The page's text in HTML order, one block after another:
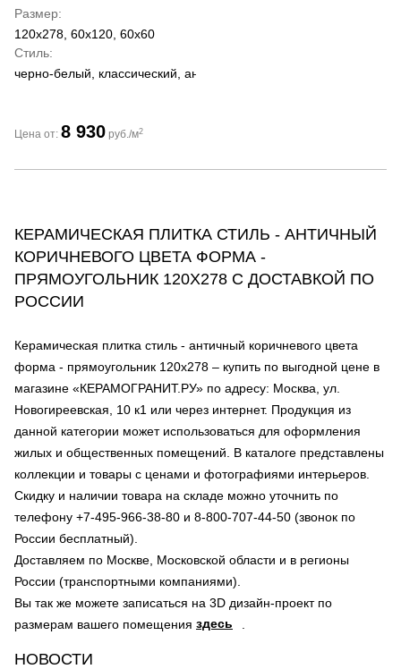
Размер
120x278, 60x120, 60x60
Стиль
черно-белый, классический, античный
Цена от: 8 930 руб./м2
КЕРАМИЧЕСКАЯ ПЛИТКА СТИЛЬ - АНТИЧНЫЙ
КОРИЧНЕВОГО ЦВЕТА ФОРМА -
ПРЯМОУГОЛЬНИК 120Х278 С ДОСТАВКОЙ ПО
РОССИИ
Керамическая плитка стиль - античный коричневого цвета
форма - прямоугольник 120х278 – купить по выгодной цене в
магазине «КЕРАМОГРАНИТ.РУ» по адресу: Москва, ул.
Новогиреевская, 10 к1 или через интернет. Продукция из
данной категории может использоваться для оформления
жилых и общественных помещений. В каталоге представлены
коллекции и товары с ценами и фотографиями интерьеров.
Скидку и наличии товара на складе можно уточнить по
телефону +7-495-966-38-80 и 8-800-707-44-50 (звонок по
России бесплатный).
Доставляем по Москве, Московской области и в регионы
России (транспортными компаниями).
Вы так же можете записаться на 3D дизайн-проект по
размерам вашего помещения здесь
НОВОСТИ